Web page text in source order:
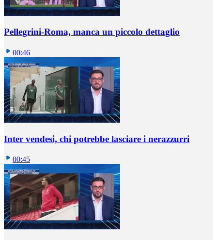
Pellegrini-Roma, manca un piccolo dettaglio
00:46
Inter vendesi, chi potrebbe lasciare i nerazzurri
00:45